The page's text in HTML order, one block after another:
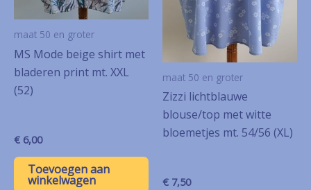
maat 50 en groter
MS Mode beige shirt met
bladeren print mt. XXL
(52)
€ 6,00
Toevoegen aan
winkelwagen
maat 50 en groter
Zizzi lichtblauwe
blouse/top met witte
bloemetjes mt. 54/56 (XL)
€ 7,50